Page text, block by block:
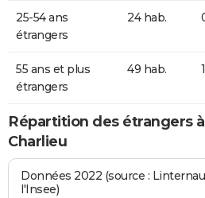
25-54 ans
étrangers
24 hab.
55 ans et plus
étrangers
49 hab.
Répartition des étrangers
Charlieu
Données 2022 (source :
l'Insee)